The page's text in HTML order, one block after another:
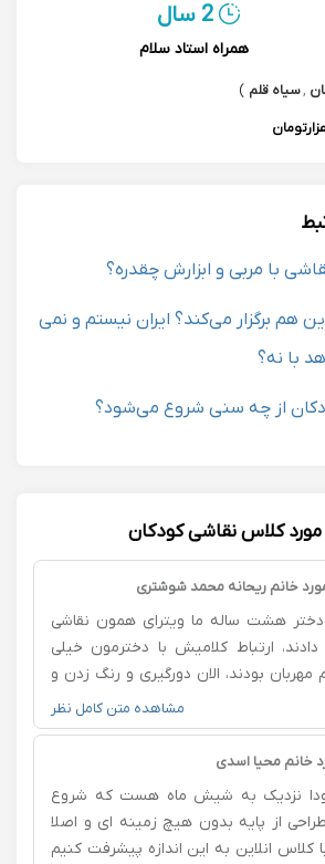
2 سال
همراه استاد سلام
,سیاه قلم )
با مربی و ابزارش چقدره؟
هم برگزار می‌کند؟ ایران نیستم و نمی
با نه؟
از چه سنی شروع می‌شود؟
کلاس نقاشی کودکان
خانم ریحانه محمد شوشتری
هشت ساله ما ویترای همون نقاشی
ارتباط کلامیش با دخترمون خیلی
بودند، الان دورگیری و رنگ زدن و
و خانم شوشتری خیلی با حوصله بود،
هم وسط کلاس ها بود یک جلسه
از همه جلسات هم به مادر گزهرش
مشاهده متن کامل نظر
خانم محیا اسدی
نزدیک به شیش ماه هست که شروع
از پایه بدون هیچ زمینه ای و اصلا
کلاس انلاین به این اندازه پیشرفت کنیم